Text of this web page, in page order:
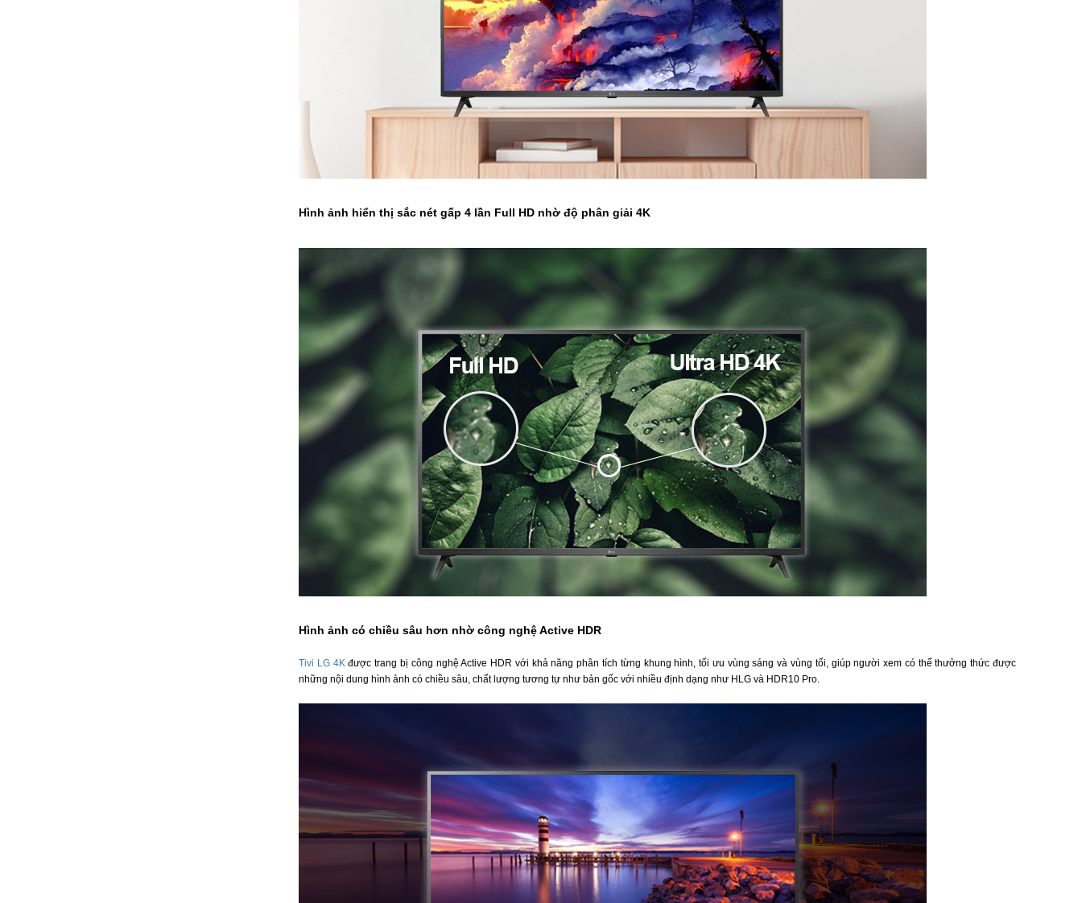
Hình ảnh hiển thị sắc nét gấp 4 lần Full HD nhờ độ phân giải 4K
Hình ảnh có chiều sâu hơn nhờ công nghệ Active HDR
Tivi LG 4Kđược trang bị công nghệ Active HDR với khả năng phân tích từng khung hình, tối ưu vùng sáng và vùng tối, giúp người xem có thể thưởng thức được
những nội dung hình ảnh có chiều sâu, chất lượng tương tự như bản gốc với nhiều định dạng như HLG và HDR10 Pro.